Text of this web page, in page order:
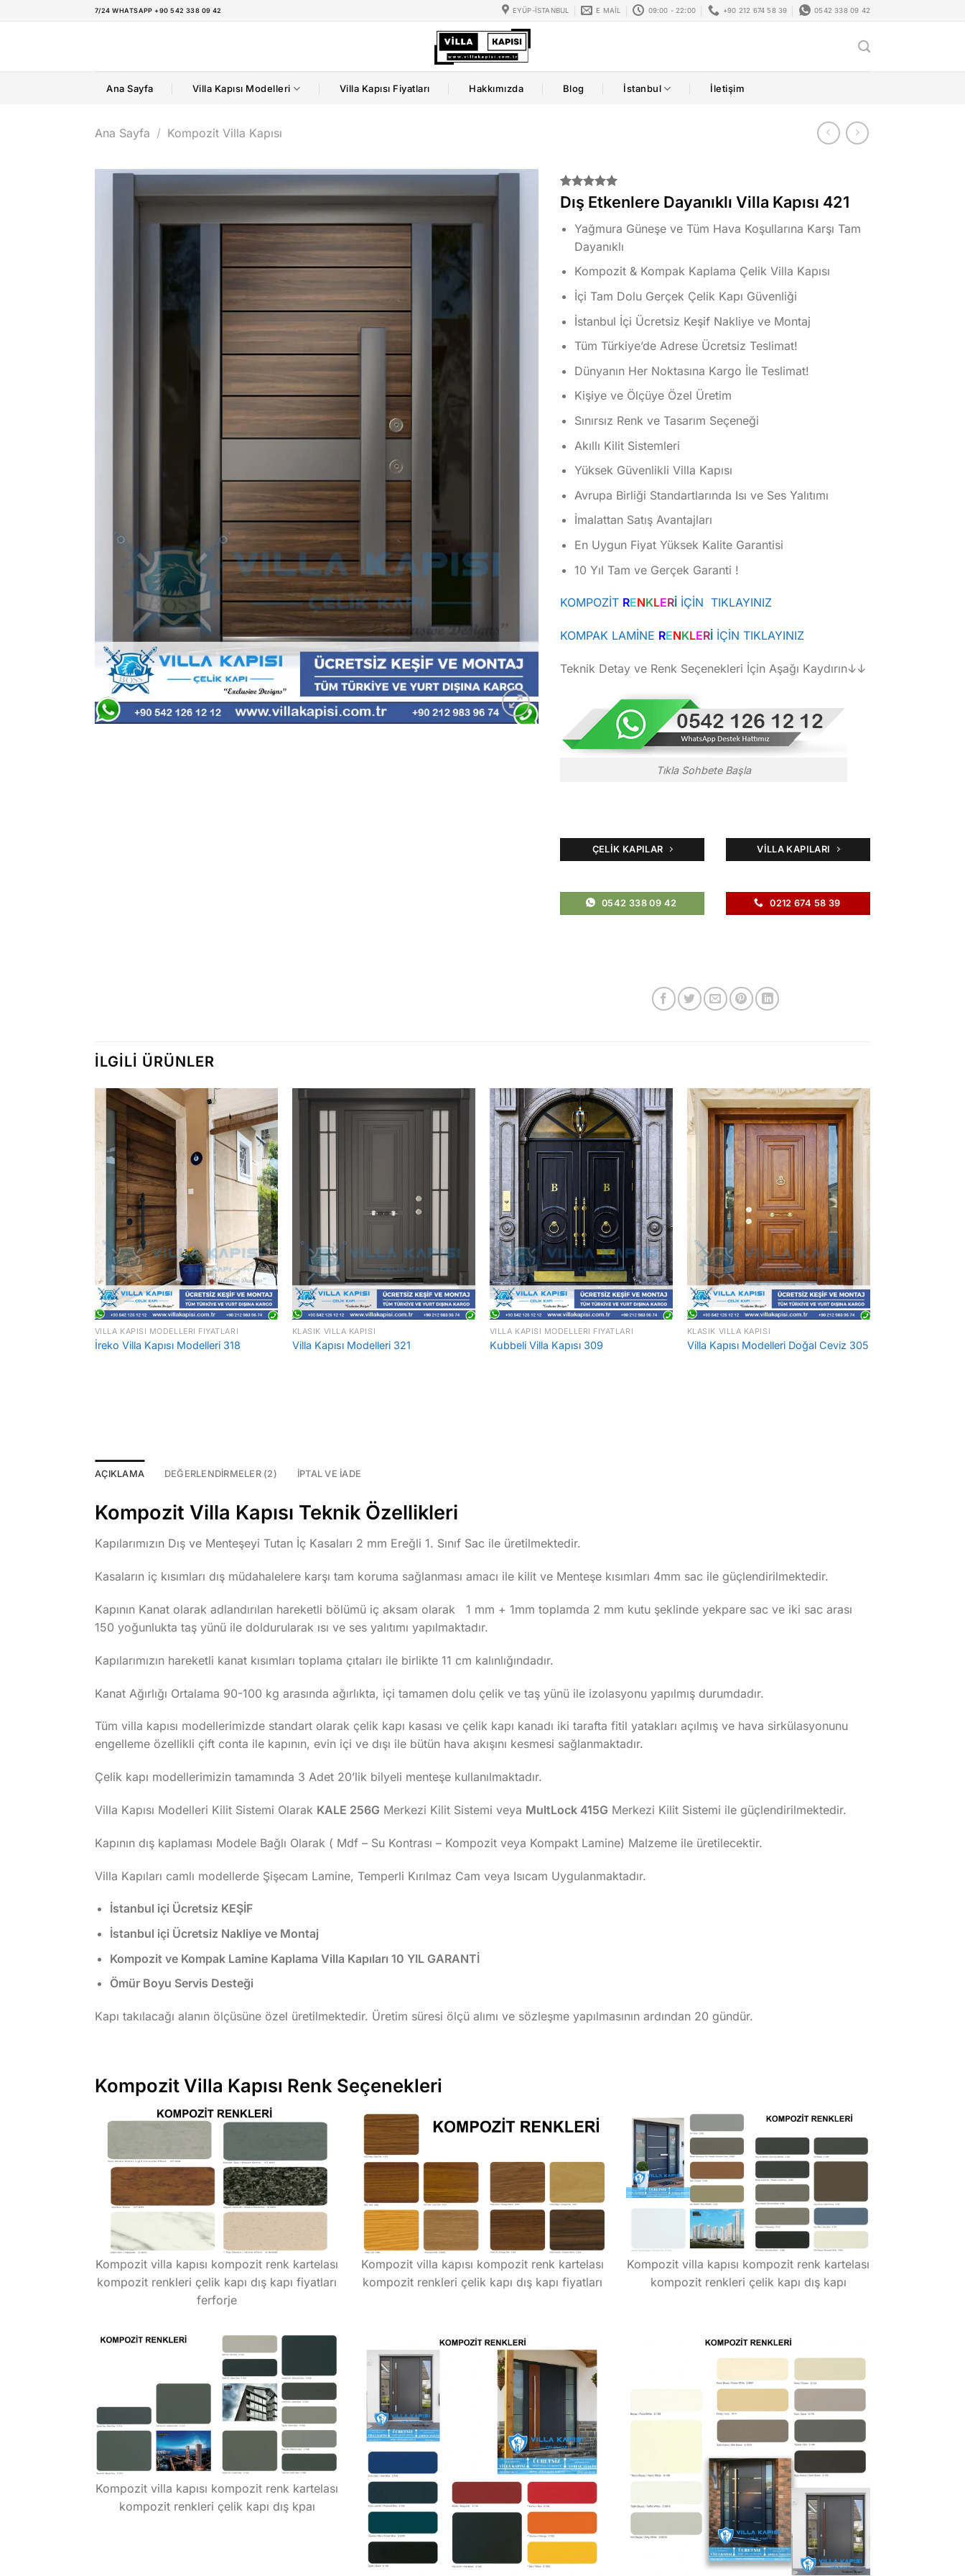
7/24 WHATSAPP +90 542 338 09 42 EYÜP-İSTANBUL E MAIL 09:00 - 22:00 +90 212 674 58 39 0542 338 09 42
Ana Sayfa Villa Kapısı Modelleri Villa Kapısı Fiyatları Hakkımızda Blog İstanbul İletişim
Ana Sayfa / Kompozit Villa Kapısı
2
müşteri
puanına
5 üzerinden
5.00puan
Dış Etkenlere Dayanıklı Villa Kapısı 421
Yağmura Güneşe ve Tüm Hava Koşullarına Karşı Tam
Dayanıklı
Kompozit & Kompak Kaplama Çelik Villa Kapısı
İçi Tam Dolu Gerçek Çelik Kapı Güvenliği
İstanbul İçi Ücretsiz Keşif Nakliye ve Montaj
Tüm Türkiye’de Adrese Ücretsiz Teslimat!
Dünyanın Her Noktasına Kargo İle Teslimat!
Kişiye ve Ölçüye Özel Üretim
Sınırsız Renk ve Tasarım Seçeneği
Akıllı Kilit Sistemleri
Yüksek Güvenlikli Villa Kapısı
Avrupa Birliği Standartlarında Isı ve Ses Yalıtımı
İmalattan Satış Avantajları
En Uygun Fiyat Yüksek Kalite Garantisi
10 Yıl Tam ve Gerçek Garanti !
KOMPOZİT RENKLERİİÇİN TIKLAYINIZ
KOMPAK LAMİNE RENKLERİİÇİN TIKLAYINIZ
Teknik Detay ve Renk Seçenekleri İçin Aşağı Kaydırın↓↓
Tıkla Sohbete Başla
ÇELIK KAPILAR VILLA KAPILARI
0542 338 09 42 0212 674 58 39
İLGILI ÜRÜNLER
VILLA KAPISI MODELLERI FIYATLARI
İreko Villa Kapısı Modelleri 318
KLASIK VILLA KAPISI
Villa Kapısı Modelleri 321
VILLA KAPISI MODELLERI FIYATLARI
Kubbeli Villa Kapısı 309
KLASIK VILLA KAPISI
Villa Kapısı Modelleri Doğal Ceviz 305
AÇIKLAMA DEĞERLENDIRMELER (2) İPTAL VE İADE
Kompozit Villa Kapısı Teknik Özellikleri
Kapılarımızın Dış ve Menteşeyi Tutan İç Kasaları 2 mm Ereğli 1. Sınıf Sac ile üretilmektedir.
Kasaların iç kısımları dış müdahalelere karşı tam koruma sağlanması amacı ile kilit ve Menteşe kısımları 4mm sac ile güçlendirilmektedir.
Kapının Kanat olarak adlandırılan hareketli bölümü iç aksam olarak 1 mm + 1mm toplamda 2 mm kutu şeklinde yekpare sac ve iki sac arası
150 yoğunlukta taş yünü ile doldurularak ısı ve ses yalıtımı yapılmaktadır.
Kapılarımızın hareketli kanat kısımları toplama çıtaları ile birlikte 11 cm kalınlığındadır.
Kanat Ağırlığı Ortalama 90-100 kg arasında ağırlıkta, içi tamamen dolu çelik ve taş yünü ile izolasyonu yapılmış durumdadır.
Tüm villa kapısı modellerimizde standart olarak çelik kapı kasası ve çelik kapı kanadı iki tarafta fitil yatakları açılmış ve hava sirkülasyonunu
engelleme özellikli çift conta ile kapının, evin içi ve dışı ile bütün hava akışını kesmesi sağlanmaktadır.
Çelik kapı modellerimizin tamamında 3 Adet 20’lik bilyeli menteşe kullanılmaktadır.
Villa Kapısı Modelleri Kilit Sistemi Olarak KALE 256G Merkezi Kilit Sistemi veya MultLock 415G Merkezi Kilit Sistemi ile güçlendirilmektedir.
Kapının dış kaplaması Modele Bağlı Olarak ( Mdf – Su Kontrası – Kompozit veya Kompakt Lamine) Malzeme ile üretilecektir.
Villa Kapıları camlı modellerde Şişecam Lamine, Temperli Kırılmaz Cam veya Isıcam Uygulanmaktadır.
İstanbul içi Ücretsiz KEŞİF
İstanbul içi Ücretsiz Nakliye ve Montaj
Kompozit ve Kompak Lamine Kaplama Villa Kapıları 10 YIL GARANTİ
Ömür Boyu Servis Desteği
Kapı takılacağı alanın ölçüsüne özel üretilmektedir. Üretim süresi ölçü alımı ve sözleşme yapılmasının ardından 20 gündür.
Kompozit Villa Kapısı Renk Seçenekleri
Kompozit villa kapısı kompozit renk kartelası
kompozit renkleri çelik kapı dış kapı fiyatları
ferforje
Kompozit villa kapısı kompozit renk kartelası
kompozit renkleri çelik kapı dış kapı fiyatları
Kompozit villa kapısı kompozit renk kartelası
kompozit renkleri çelik kapı dış kapı
Kompozit villa kapısı kompozit renk kartelası
kompozit renkleri çelik kapı dış kpaı